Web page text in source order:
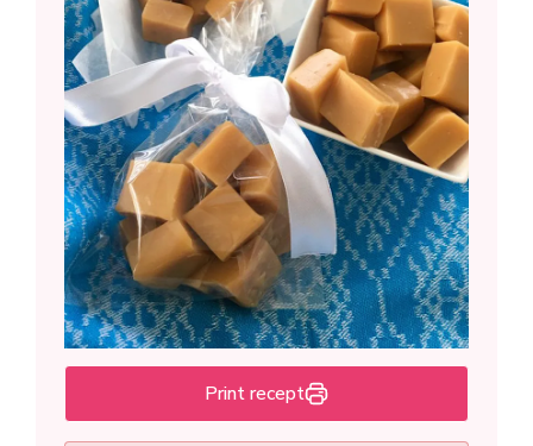
Print recept